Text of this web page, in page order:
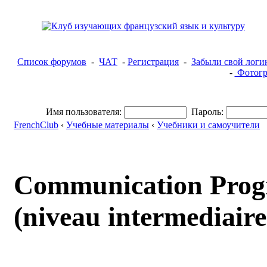
Список форумов - ЧАТ - Регистрация - Забыли свой
-
Имя пользователя:
Пароль:
FrenchClub ‹ Учебные материалы ‹ Учебники и самоучители
Communication
(niveau